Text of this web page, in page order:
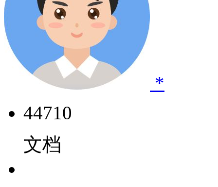
*
44710
文档